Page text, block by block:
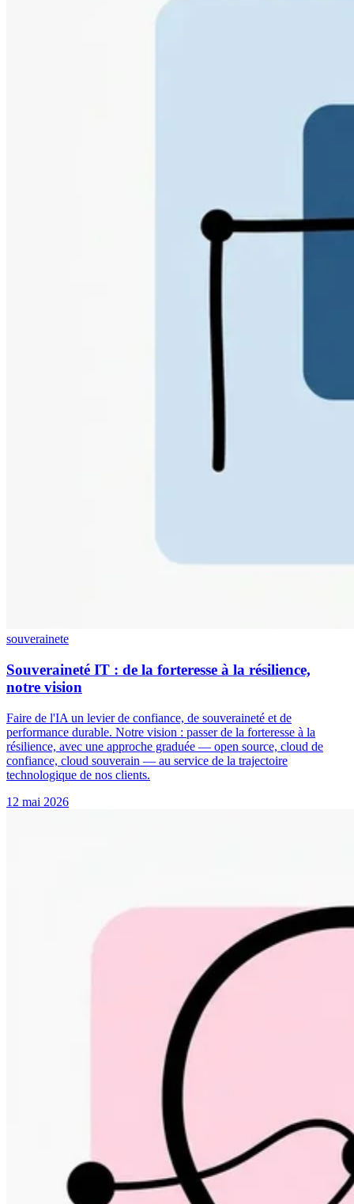
souverainete
Souveraineté IT : de la forteresse à la résilience,
notre vision
Faire de l'IA un levier de confiance, de souveraineté et de
performance durable. Notre vision : passer de la forteresse à la
résilience, avec une approche graduée — open source, cloud de
confiance, cloud souverain — au service de la trajectoire
technologique de nos clients.
12 mai 2026